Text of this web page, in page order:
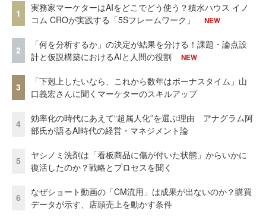
1
実務家マーケターはAIをどこでどう使う？積水ハウス イノ
コム CROが実践する「5Sフレームワーク」
NEW
2
「何を分析するか」の決定が結果を分ける！課題・論点設
計と仮説構築におけるAIと人間の役割
NEW
3
「下剋上したいなら、これから数年はボーナスタイム」山
口義宏さんに聞くマーケターのスキルアップ
4
効率化の時代にあえて“超属人化”を選ぶ理由 アナグラム阿
部氏が語るAI時代の経営・マネジメント論
5
ヤシノミ洗剤は「看板商品に傷が付いた状態」からいかに
復活したのか？戦略とプロセスを聞く
6
なぜショート動画の「CM流用」は成果が出ないのか？購買
データが示す、店頭売上を動かす条件